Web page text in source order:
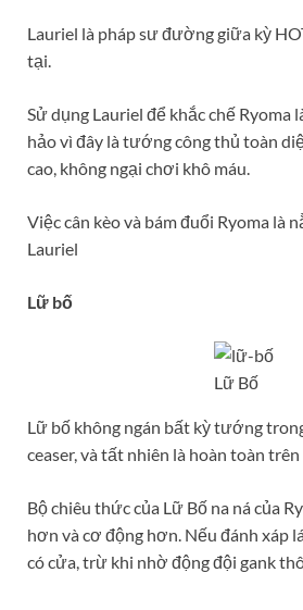
Lauriel là pháp sư đường giữa kỳ
tại.
Sử dụng Lauriel để khắc chế Ryoma
hảo vì đây là tướng công thủ toàn
cao, không ngại chơi khô máu.
Việc cân kèo và bám đuổi Ryoma là
Lauriel
Lữ bố
Lữ Bố
Lữ bố không ngán bất kỳ tướng
ceaser, và tất nhiên là hoàn toàn trên
Bộ chiêu thức của Lữ Bố na ná của
hơn và cơ động hơn. Nếu đánh xáp
có cửa, trừ khi nhờ động đội gank